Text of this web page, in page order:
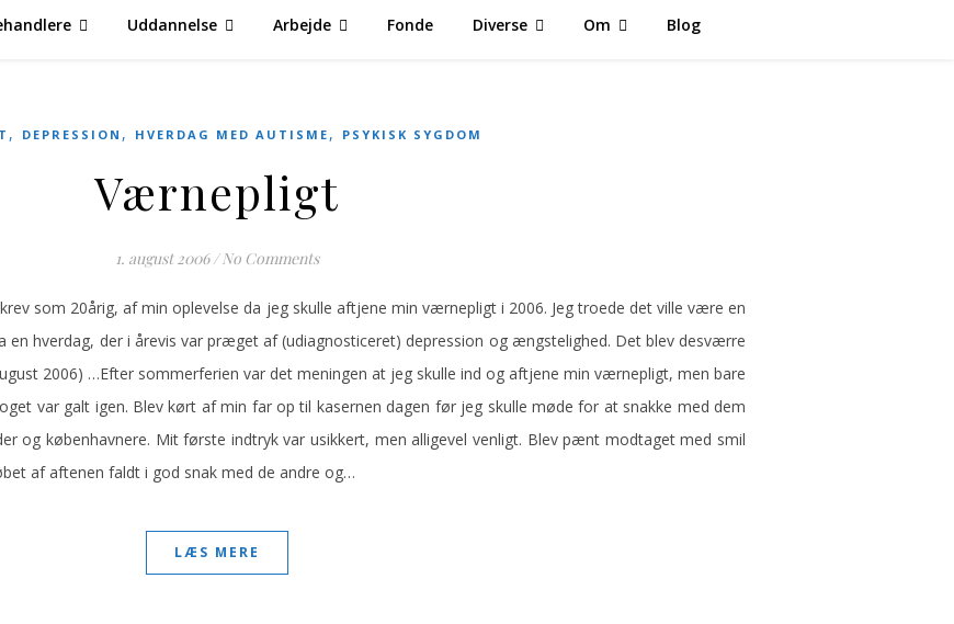
Uddannelse Arbejde Fonde Diverse Om Blog
, DEPRESSION , HVERDAG MED AUTISME , PSYKISK SYGDOM
Værnepligt
1. august 2006 / No Comments
som 20årig, af min oplevelse da jeg skulle aftjene min værnepligt i 2006. Jeg troede det ville være en
hverdag, der i årevis var præget af (udiagnosticeret) depression og ængstelighed. Det blev desværre
2006) …Efter sommerferien var det meningen at jeg skulle ind og aftjene min værnepligt, men bare
var galt igen. Blev kørt af min far op til kasernen dagen før jeg skulle møde for at snakke med dem
og københavnere. Mit første indtryk var usikkert, men alligevel venligt. Blev pænt modtaget med smil
af aftenen faldt i god snak med de andre og…
LÆS MERE